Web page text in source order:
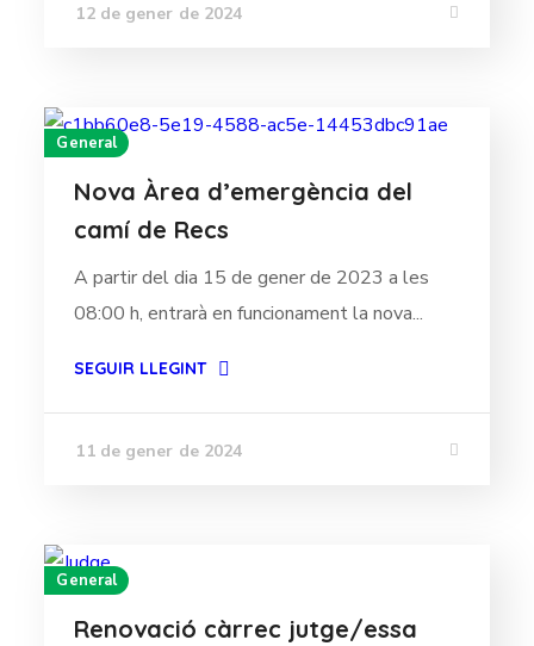
12 de gener de 2024
General
Nova Àrea d’emergència del
camí de Recs
A partir del dia 15 de gener de 2023 a les
08:00 h, entrarà en funcionament la nova...
SEGUIR LLEGINT
11 de gener de 2024
General
Renovació càrrec jutge/essa